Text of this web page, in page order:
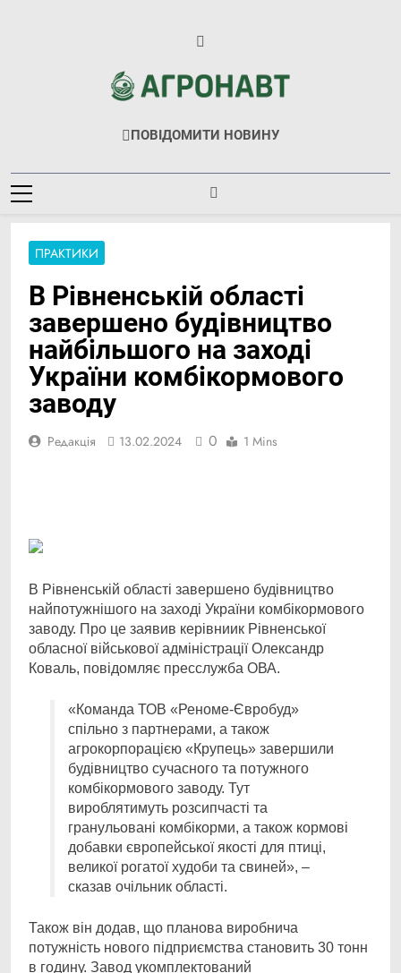
Агронавт
Новини Українського Агробізнесу
ПОВІДОМИТИ НОВИНУ
ПРАКТИКИ
В Рівненській області
завершено будівництво
найбільшого на заході
України комбікормового
заводу
Редакція 13.02.2024 0 1 Mins
В Рівненській області завершено будівництво
найпотужнішого на заході України комбікормового
заводу. Про це заявив керівниик Рівненської
обласної військової адміністрації Олександр
Коваль, повідомляє пресслужба ОВА.
«Команда ТОВ «Реноме-Євробуд»
спільно з партнерами, а також
агрокорпорацією «Крупець» завершили
будівництво сучасного та потужного
комбікормового заводу. Тут
вироблятимуть розсипчасті та
гранульовані комбікорми, а також кормові
добавки європейської якості для птиці,
великої рогатої худоби та свиней», –
сказав очільник області.
Також він додав, що планова виробнича
потужність нового підприємства становить 30 тонн
в годину. Завод укомплектований